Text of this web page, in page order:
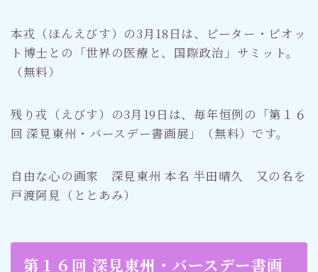
本戎（ほんえびす）の3月18日は、ピーター・ピオッ
ト博士との「世界の医療と、国際政治」サミット。
（無料）
残り戎（えびす）の3月19日は、毎年恒例の「第１６
回 深見東州・バースデー書画展」（無料）です。
自由な心の画家 深見東州 本名 半田晴久 又の名を
戸渡阿見（ととあみ）
第１６回 深見東州・バースデー書画